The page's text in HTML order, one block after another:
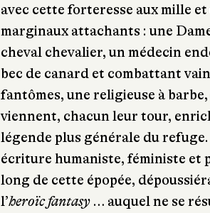
avec cette forteresse aux mille
marginaux attachants : une
cheval chevalier, un médecin
bec de canard et combattant
fantômes, une religieuse à
viennent, chacun leur tour,
légende plus générale du
écriture humaniste, féministe et
long de cette épopée,
l’heroïc fantasy … auquel ne se